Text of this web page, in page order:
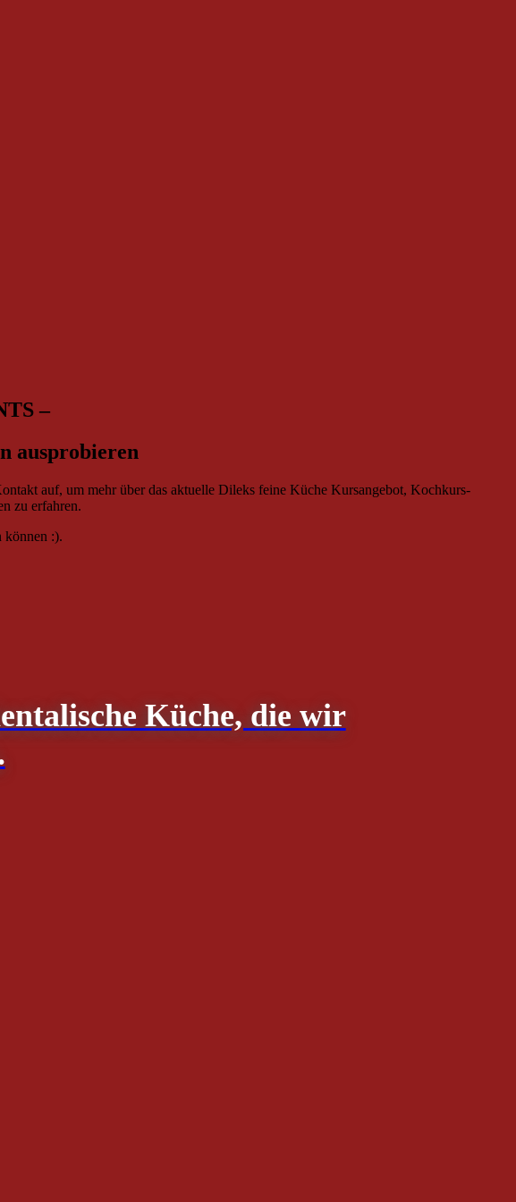
–
ausprobieren
auf, um mehr über das aktuelle Dileks feine Küche Kursangebot, Kochkurs-
zu erfahren.
können :).
Küche, die wir